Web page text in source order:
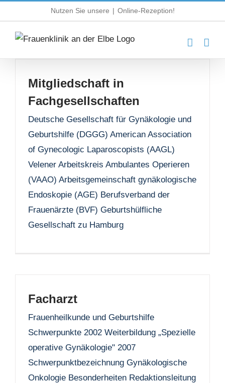
Inhalt
springen
Nutzen Sie unsere | Online-Rezeption!
Mitgliedschaft in
Fachgesellschaften
Deutsche Gesellschaft für Gynäkologie und
Geburtshilfe (DGGG) American Association
of Gynecologic Laparoscopists (AAGL)
Velener Arbeitskreis Ambulantes Operieren
(VAAO) Arbeitsgemeinschaft gynäkologische
Endoskopie (AGE) Berufsverband der
Frauenärzte (BVF) Geburtshülfliche
Gesellschaft zu Hamburg
Facharzt
Frauenheilkunde und Geburtshilfe
Schwerpunkte 2002 Weiterbildung „Spezielle
operative Gynäkologie" 2007
Schwerpunktbezeichnung Gynäkologische
Onkologie Besonderheiten Redaktionsleitung